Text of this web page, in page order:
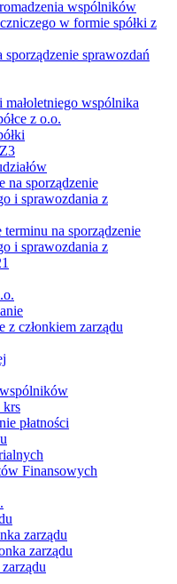
wspólników
w formie spółki z
sporządzenie sprawozdań
wspólnika
z o.o.
na sporządzenie
i sprawozdania z
na sporządzenie
i sprawozdania z
z członkiem zarządu
krs
płatności
Finansowych
zarządu
zarządu